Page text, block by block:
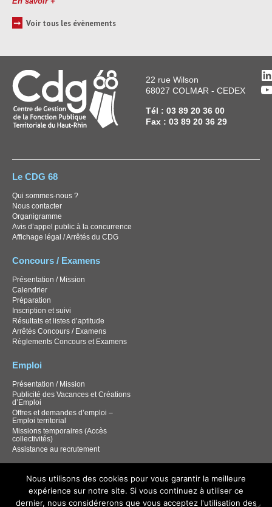
➞ Voir tous les évènements
22 rue Wilson
68027 COLMAR - CEDEX
Tél : 03 89 20 36 00
Fax : 03 89 20 36 29
Le CDG 68
Qui sommes-nous ?
Nous contacter
Organigramme
Avis d’appel public à la concurrence
Affichage légal / Arrêtés du CDG
Concours / Examens
Présentation / Mission
Calendrier
Préparation
Inscription et suivi
Résultats et listes d’aptitude
Arrêtés Concours / Examens
Règlements Concours et Examens
Emploi
Présentation / Mission
Publicité des Vacances et Créations
d’Emploi
Offres et demandes d’emploi –
Emploi territorial
Missions temporaires (Accès
collectivités)
Assistance au recrutement
Documentation Carrières / RH
Documentation santé et sécurité
Nous utilisons des cookies pour vous garantir la meilleure
expérience sur notre site. Si vous continuez à utiliser ce
dernier, nous considérerons que vous acceptez l'utilisation des